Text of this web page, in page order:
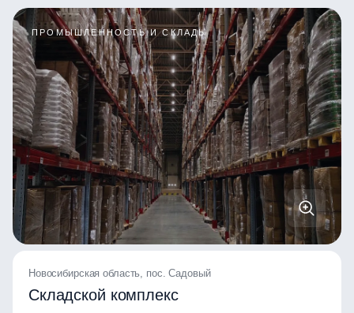
ПРОМЫШЛЕННОСТЬ И СКЛАДЫ
Новосибирская область, пос. Садовый
Складской комплекс